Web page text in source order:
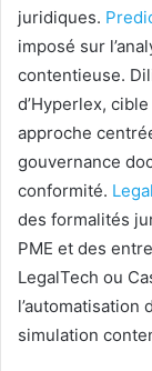
juridiques.
imposé sur
contentieuse.
d’Hyperlex,
approche
gouvernance
conformité.
des formalités
PME et des
LegalTech ou
l’automatisation
simulation